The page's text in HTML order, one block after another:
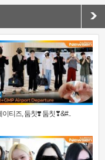
이티즈, 둠칫❣️ 둠칫❣&#..